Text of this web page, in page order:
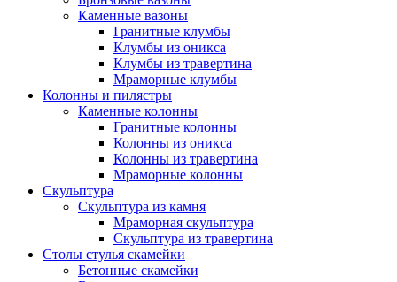
Каменные вазоны
Гранитные клумбы
Клумбы из оникса
Клумбы из травертина
Мраморные клумбы
Колонны и пилястры
Каменные колонны
Гранитные колонны
Колонны из оникса
Колонны из травертина
Мраморные колонны
Скульптура
Скульптура из камня
Мраморная скульптура
Скульптура из травертина
Столы стулья скамейки
Бетонные скамейки